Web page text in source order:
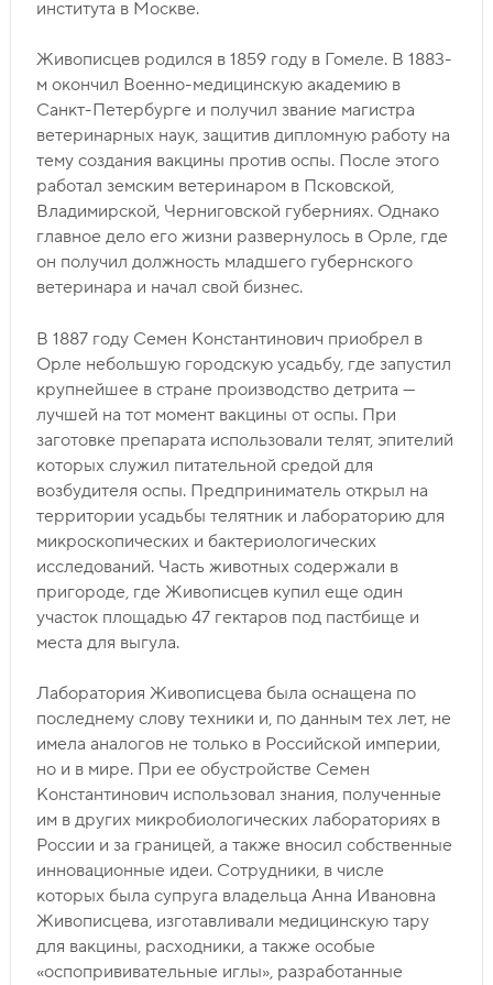
института в Москве.
Живописцев родился в 1859 году в Гомеле. В 1883-
м окончил Военно-медицинскую академию в
Санкт-Петербурге и получил звание магистра
ветеринарных наук, защитив дипломную работу на
тему создания вакцины против оспы. После этого
работал земским ветеринаром в Псковской,
Владимирской, Черниговской губерниях. Однако
главное дело его жизни развернулось в Орле, где
он получил должность младшего губернского
ветеринара и начал свой бизнес.
В 1887 году Семен Константинович приобрел в
Орле небольшую городскую усадьбу, где запустил
крупнейшее в стране производство детрита —
лучшей на тот момент вакцины от оспы. При
заготовке препарата использовали телят, эпителий
которых служил питательной средой для
возбудителя оспы. Предприниматель открыл на
территории усадьбы телятник и лабораторию для
микроскопических и бактериологических
исследований. Часть животных содержали в
пригороде, где Живописцев купил еще один
участок площадью 47 гектаров под пастбище и
места для выгула.
Лаборатория Живописцева была оснащена по
последнему слову техники и, по данным тех лет, не
имела аналогов не только в Российской империи,
но и в мире. При ее обустройстве Семен
Константинович использовал знания, полученные
им в других микробиологических лабораториях в
России и за границей, а также вносил собственные
инновационные идеи. Сотрудники, в числе
которых была супруга владельца Анна Ивановна
Живописцева, изготавливали медицинскую тару
для вакцины, расходники, а также особые
«оспопрививательные иглы», разработанные